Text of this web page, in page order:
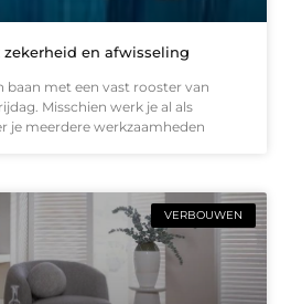
en afwisseling
baan met een vast rooster van
Misschien werk je al als
je meerdere werkzaamheden
VERBOUWEN